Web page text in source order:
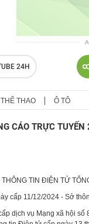
24H
THỂ THAO Ô TÔ
CÁO TRỰC TUYẾN
TIN ĐIỆN TỬ
cấp 11/12/2024 - Sở
dịch vụ Mạng xã hội số